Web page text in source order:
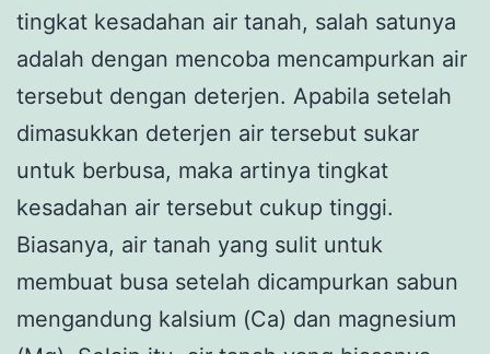
tingkat kesadahan air tanah, salah satunya
adalah dengan mencoba mencampurkan air
tersebut dengan deterjen. Apabila setelah
dimasukkan deterjen air tersebut sukar
untuk berbusa, maka artinya tingkat
kesadahan air tersebut cukup tinggi.
Biasanya, air tanah yang sulit untuk
membuat busa setelah dicampurkan sabun
mengandung kalsium (Ca) dan magnesium